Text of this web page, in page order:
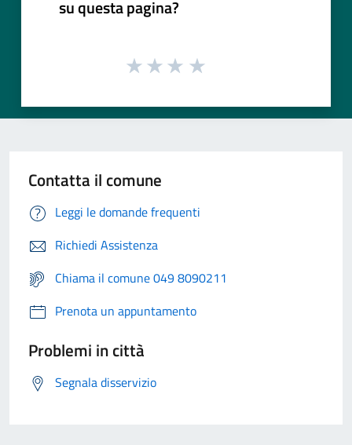
su questa pagina?
Contatta il comune
Leggi le domande frequenti
Richiedi Assistenza
Chiama il comune 049 8090211
Prenota un appuntamento
Problemi in città
Segnala disservizio